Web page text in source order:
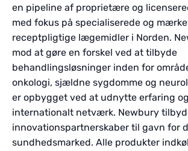
en pipeline af proprietære og
med fokus på specialiserede og
receptpligtige lægemidler i Norden.
mod at gøre en forskel ved at tilbyde
behandlingsløsninger inden for
onkologi, sjældne sygdomme og
er opbygget ved at udnytte erfaring
internationalt netværk. Newbury
innovationspartnerskaber til gavn for
sundhedsmarked. Alle produkter